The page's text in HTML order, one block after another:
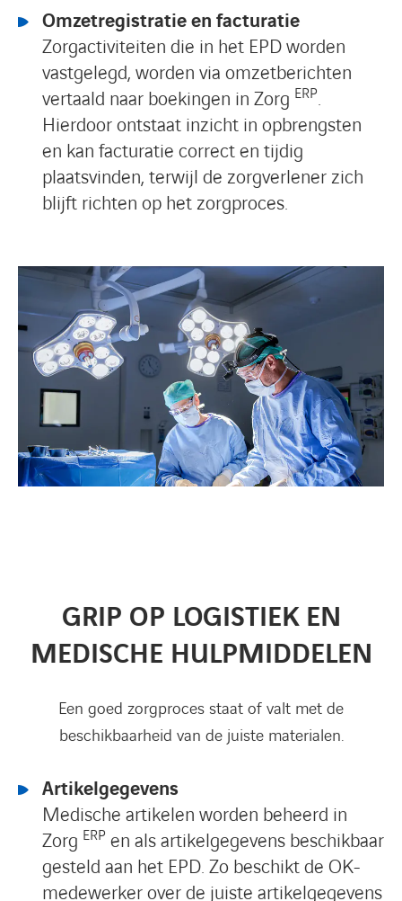
Omzetregistratie en facturatie
Zorgactiviteiten die in het EPD worden
vastgelegd, worden via omzetberichten
vertaald naar boekingen in Zorg ERP.
Hierdoor ontstaat inzicht in opbrengsten
en kan facturatie correct en tijdig
plaatsvinden, terwijl de zorgverlener zich
blijft richten op het zorgproces.
GRIP OP LOGISTIEK EN
MEDISCHE HULPMIDDELEN
Een goed zorgproces staat of valt met de
beschikbaarheid van de juiste materialen.
Artikelgegevens
Medische artikelen worden beheerd in
Zorg ERP en als artikelgegevens beschikbaar
gesteld aan het EPD. Zo beschikt de OK-
medewerker over de juiste artikelgegevens